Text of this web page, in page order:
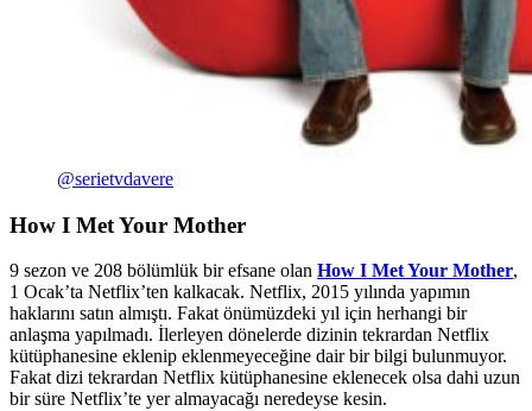
@serietvdavere
How I Met Your Mother
9 sezon ve 208 bölümlük bir efsane olan How I Met Your Mother,
1 Ocak’ta Netflix’ten kalkacak. Netflix, 2015 yılında yapımın
haklarını satın almıştı. Fakat önümüzdeki yıl için herhangi bir
anlaşma yapılmadı. İlerleyen dönelerde dizinin tekrardan Netflix
kütüphanesine eklenip eklenmeyeceğine dair bir bilgi bulunmuyor.
Fakat dizi tekrardan Netflix kütüphanesine eklenecek olsa dahi uzun
bir süre Netflix’te yer almayacağı neredeyse kesin.